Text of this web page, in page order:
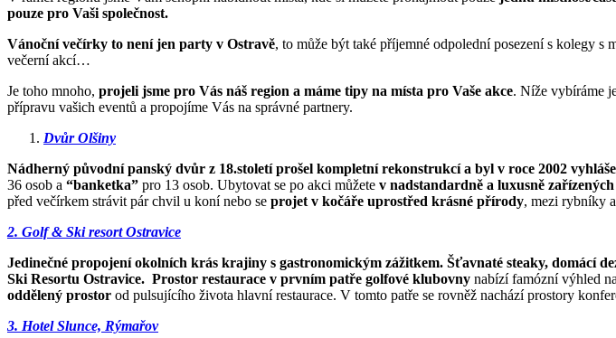
pouze pro Vaši společnost.
Vánoční večírky to není jen party v Ostravě, to může být také příjemné odpolední posezení s kolegy s
večerní akcí…
Je toho mnoho, projeli jsme pro Vás náš region a máme tipy na místa pro Vaše akce. Níže vybíráme
přípravu vašich eventů a propojíme Vás na správné partnery.
Dvůr Olšiny
Nádherný původní panský dvůr z 18.století prošel kompletní rekonstrukcí a byl v roce 2002
36 osob a “banketka” pro 13 osob. Ubytovat se po akci můžete v nadstandardně a luxusně
před večírkem strávit pár chvil u koní nebo se projet v kočáře uprostřed krásné přírody, mezi rybníky
2. Golf & Ski resort Ostravice
Jedinečné propojení okolních krás krajiny s gastronomickým zážitkem. Šťavnaté steaky,
Ski Resortu Ostravice. Prostor restaurace v prvním patře golfové klubovny nabízí famózní výhled
oddělený prostor od pulsujícího života hlavní restaurace. V tomto patře se rovněž nachází prostory
3. Hotel Slunce, Rýmařov